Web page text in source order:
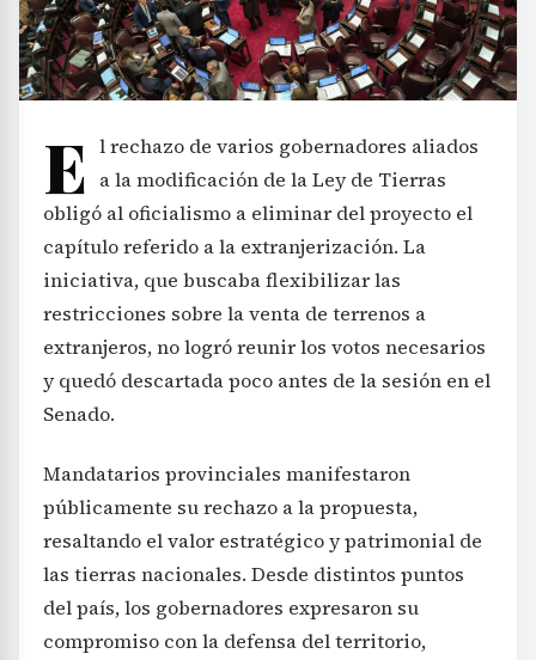
E l rechazo de varios gobernadores aliados
a la modificación de la Ley de Tierras
obligó al oficialismo a eliminar del proyecto el
capítulo referido a la extranjerización. La
iniciativa, que buscaba flexibilizar las
restricciones sobre la venta de terrenos a
extranjeros, no logró reunir los votos necesarios
y quedó descartada poco antes de la sesión en el
Senado.
Mandatarios provinciales manifestaron
públicamente su rechazo a la propuesta,
resaltando el valor estratégico y patrimonial de
las tierras nacionales. Desde distintos puntos
del país, los gobernadores expresaron su
compromiso con la defensa del territorio,